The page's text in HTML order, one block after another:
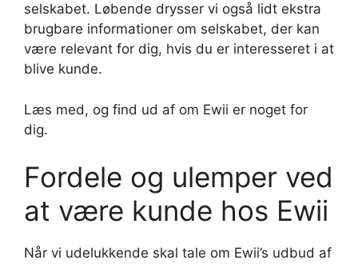
selskabet. Løbende drysser vi også lidt ekstra
brugbare informationer om selskabet, der kan
være relevant for dig, hvis du er interesseret i at
blive kunde.
Læs med, og find ud af om Ewii er noget for
dig.
Fordele og ulemper ved
at være kunde hos Ewii
Når vi udelukkende skal tale om Ewii’s udbud af